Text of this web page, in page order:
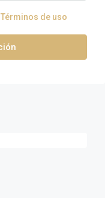
Términos de uso